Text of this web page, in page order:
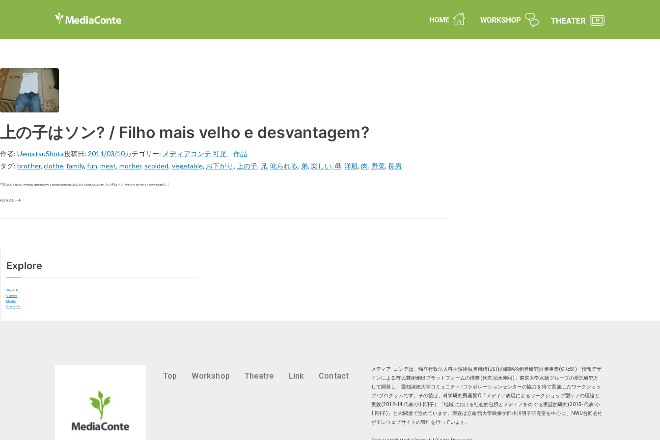
上の子はソン? / Filho mais velho e desvantagem?
作者:UematsuShota投稿日: 2011/03/10カテゴリー: メディアコンテ 可児 、作品
タグ:brother, clothe,family, fun,meat, mother, scolded, vegetable, お下がり , 上の子, 兄, 叱られる, 弟, 楽しい, 母,洋服, 肉, 野菜, 長男
可児 2008 https://mediaconte.net/wp-content/uploads/2021/04/kani_003.mp4 上の子はソン? / Filho mais velho e desvantage […]
続きを読む
Explore
About Us
Courses
Mission
Contact Us
Top Workshop Theatre Link Contact
メディア･コンテは、独立行政法人科学技術振興機構(JST)の戦略的創造研究推進事業(CREST)「情報デザ
インによる市民芸術創出プラットフォームの構築(代表:須永剛司)」東京大学水越グループの受託研究と
して開発し、愛知淑徳大学コミュニティ･コラボレーションセンターの協力を得て実施したワークショッ
プ･プログラムです。その後は、科学研究費基盤C「メディア表現によるワークショップ型ケアの理論と
実践(2012-14 代表:小川明子）「地域における社会的包摂とメディアをめぐる実証的研究(2015- 代表:小
川明子)」との関連で進めています。現在は立命館大学映像学部小川明子研究室を中心に、
NWU合同会社
が主にウェブサイトの管理を行っています。